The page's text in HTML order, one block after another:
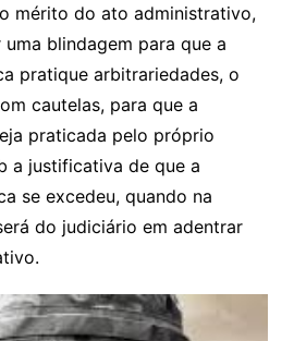
mérito do ato administrativo,
blindagem para que a
pratique arbitrariedades, o
cautelas, para que a
praticada pelo próprio
a justificativa de que a
se excedeu, quando na
do judiciário em adentrar